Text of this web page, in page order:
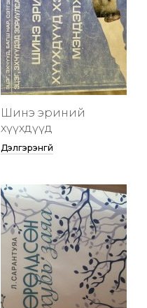
Шинэ эриний
хүүхдүүд
Дэлгэрэнгүй